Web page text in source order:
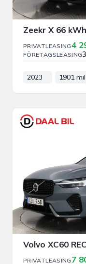
PRIVATLEASING4
FÖRETAGSLEASING
2023 1901 mil
PRIVATLEASING 7